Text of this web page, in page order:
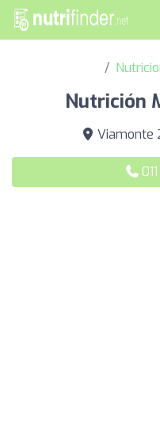
Nutrición
Viamonte